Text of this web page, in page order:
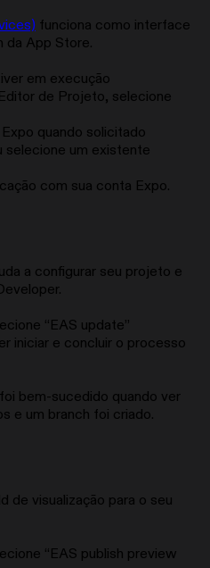
funciona como interface
da App Store.
em execução
de Projeto, selecione
quando solicitado
selecione um existente
com sua conta Expo.
a configurar seu projeto e
“EAS update”
iniciar e concluir o processo
bem-sucedido quando ver
e um branch foi criado.
de visualização para o seu
“EAS publish preview